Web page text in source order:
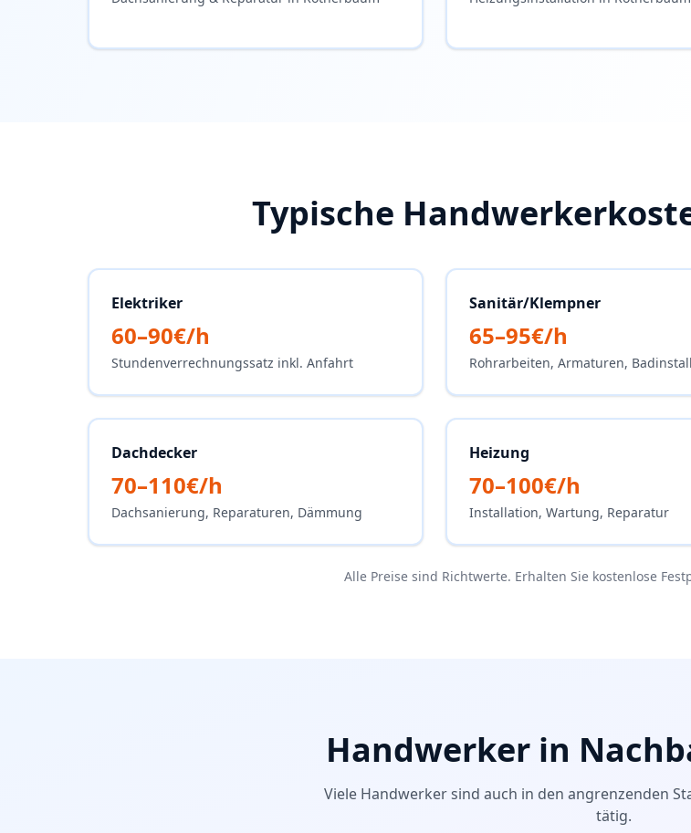
Typische
Elektriker
60–90€/h
Stundenverrechnungssatz inkl. Anfahrt
Sanitär/Klempner
65–95€/h
Rohrarbeiten, Armaturen,
Dachdecker
70–110€/h
Dachsanierung, Reparaturen, Dämmung
Heizung
70–100€/h
Installation, Wartung, Reparatur
Alle Preise sind Richtwerte. Erhalten Sie kostenlose
Handwerker in
Viele Handwerker sind auch in den angrenzenden
tätig.